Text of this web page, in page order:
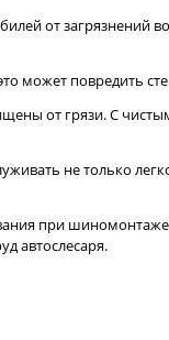
от загрязнений
может повредить
от грязи. С
не только
при
автослесаря.